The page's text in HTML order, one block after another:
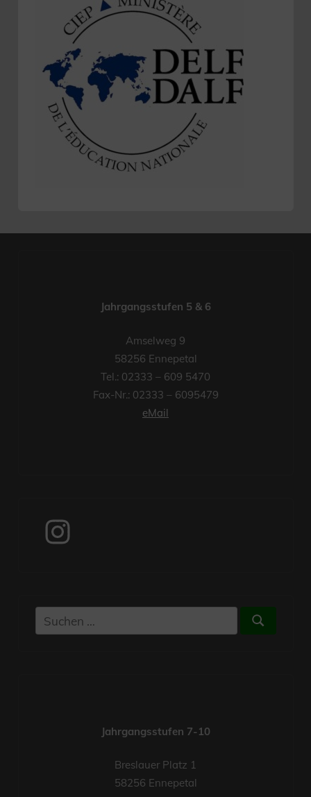
Jahrgangsstufen 5 & 6
Amselweg 9
58256 Ennepetal
Tel.: 02333 – 609 5470
Fax-Nr.: 02333 – 6095479
eMail
Instagram
Suchen
nach:
Suchen
Jahrgangsstufen 7-10
Breslauer Platz 1
58256 Ennepetal